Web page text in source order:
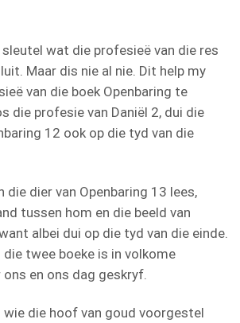
wat die profesieë van die res
Maar dis nie al nie. Dit help my
van die boek Openbaring te
die profesie van Daniël 2, dui die
12 ook op die tyd van die
die dier van Openbaring 13 lees,
tussen hom en die beeld van
albei dui op die tyd van die einde.
die twee boeke is in volkome
en ons dag geskryf.
wie die hoof van goud voorgestel